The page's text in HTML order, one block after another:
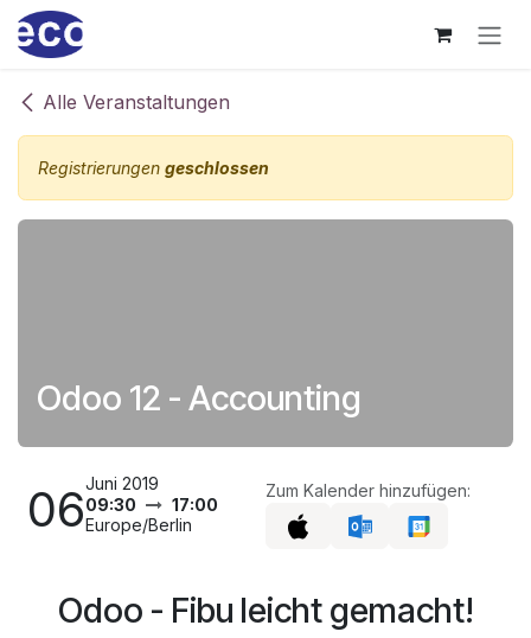
Zum Inhalt springen
Alle Veranstaltungen
Registrierungen geschlossen
Odoo 12 - Accounting
06Juni 2019
09:30
17:00
Europe/Berlin
Zum Kalender hinzufügen:
Odoo - Fibu leicht gemacht!